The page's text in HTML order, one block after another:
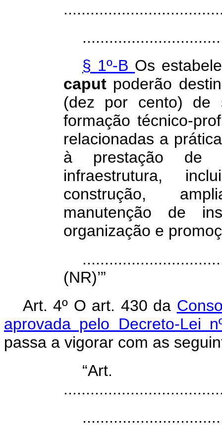
§ 1º-B Os
caput poderão
(dez por cento) de
formação técnico-
relacionadas a
à prestação de
infraestrutura,
construção,
manutenção de
organização e
(NR)’”
Art. 4º O art. 430 da
aprovada pelo Decreto-Lei
passa a vigorar com as